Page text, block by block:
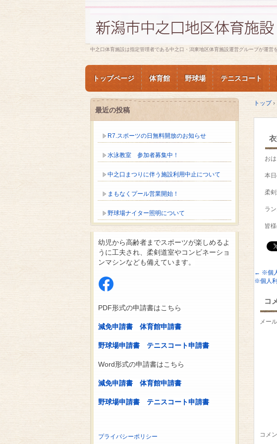
中之口体育施設は指定管理者である中之口・潟東地区体育施設運営グループが運営
トップページ 体育館 野球場 テニスコート
トップ ›
お
本
柔
ラ
皆
← ※個
※個人
コ
メー
コメ
最近の投稿
R7.スポーツの日無料開放のお知らせ
水泳教室 参加者募集中！
中之口まつりに伴う施設利用中止について
まもなくプール営業開始！
野球場ナイター照明について
幼児から高齢者までスポーツが楽しめるよ
うに工夫され、柔剣道室やコンビネーショ
ンマシンなども備えています。
PDF形式の申請書はこちら
減免申請書 体育館申請書
野球場申請書 テニスコート申請書
Word形式の申請書はこちら
減免申請書 体育館申請書
野球場申請書 テニスコート申請書
プライバシーポリシー